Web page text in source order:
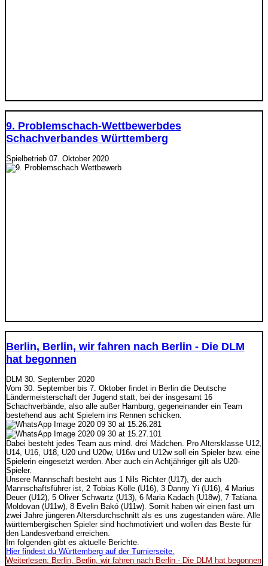
9. Problemschach-Wettbewerbdes
Schachverbandes Württemberg
Spielbetrieb 07. Oktober 2020
Berlin, Berlin, wir fahren nach Berlin - Die DLM
hat begonnen
DLM 30. September 2020
Vom 30. September bis 7. Oktober findet in Berlin die Deutsche
Ländermeisterschaft der Jugend statt, bei der insgesamt 16
Schachverbände, also alle außer Hamburg, gegeneinander ein Team
bestehend aus acht Spielern ins Rennen schicken.
Dabei besteht jedes Team aus mind. drei Mädchen. Pro Altersklasse U12,
U14, U16, U18, U20 und U20w, U16w und U12w soll ein Spieler bzw. eine
Spielerin eingesetzt werden. Aber auch ein Achtjähriger gilt als U20-
Spieler.
Unsere Mannschaft besteht aus 1 Nils Richter (U17), der auch
Mannschaftsführer ist, 2 Tobias Kölle (U16), 3 Danny Yi (U16), 4 Marius
Deuer (U12), 5 Oliver Schwartz (U13), 6 Maria Kadach (U18w), 7 Tatiana
Moldovan (U11w), 8 Evelin Bakó (U11w). Somit haben wir einen fast um
zwei Jahre jüngeren Altersdurchschnitt als es uns zugestanden wäre. Alle
württembergischen Spieler sind hochmotiviert und wollen das Beste für
den Landesverband erreichen.
Im folgenden gibt es aktuelle Berichte.
Hier findest du Württemberg auf der Turnierseite.
Weiterlesen: Berlin, Berlin, wir fahren nach Berlin - Die DLM hat begonnen